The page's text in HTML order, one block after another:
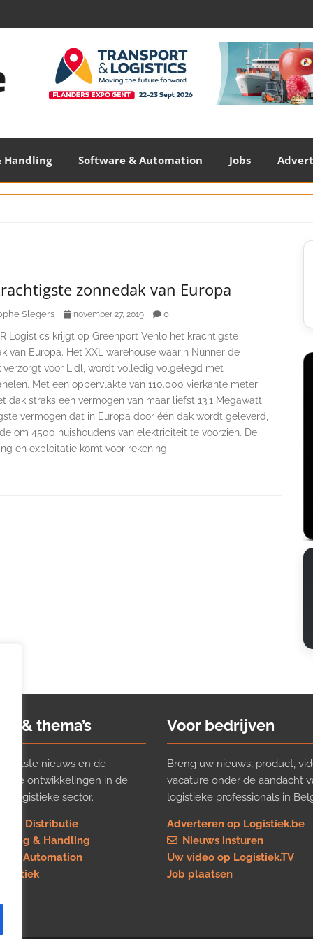
Handling Software & Automation Jobs
zonnedak van Europa
Slegers november 27, 2019 0
Logistics krijgt op Greenport Venlo het krachtigste
van Europa. Het XXL warehouse waarin Nunner de
verzorgt voor Lidl, wordt volledig volgelegd met
Met een oppervlakte van 110.000 vierkante meter
dak straks een vermogen van maar liefst 13,1 Megawatt:
vermogen dat in Europa door één dak wordt geleverd,
om 4500 huishoudens van elektriciteit te voorzien. De
en exploitatie komt voor rekening
& thema’s
laatste nieuws en de
ontwikkelingen in de
logistieke sector.
& Distributie
& Handling
& Automation
Voor bedrijven
Breng uw nieuws, product,
vacature onder de aandacht
logistieke professionals in
Adverteren op Logistiek.be
Nieuws insturen
Uw video op Logistiek.TV
Job plaatsen